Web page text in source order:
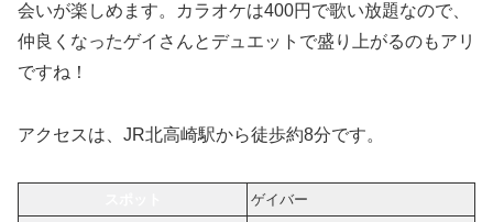
会いが楽しめます。カラオケは400円で歌い放題なので、
仲良くなったゲイさんとデュエットで盛り上がるのもアリ
ですね！
アクセスは、JR北高崎駅から徒歩約8分です。
ゲイバー